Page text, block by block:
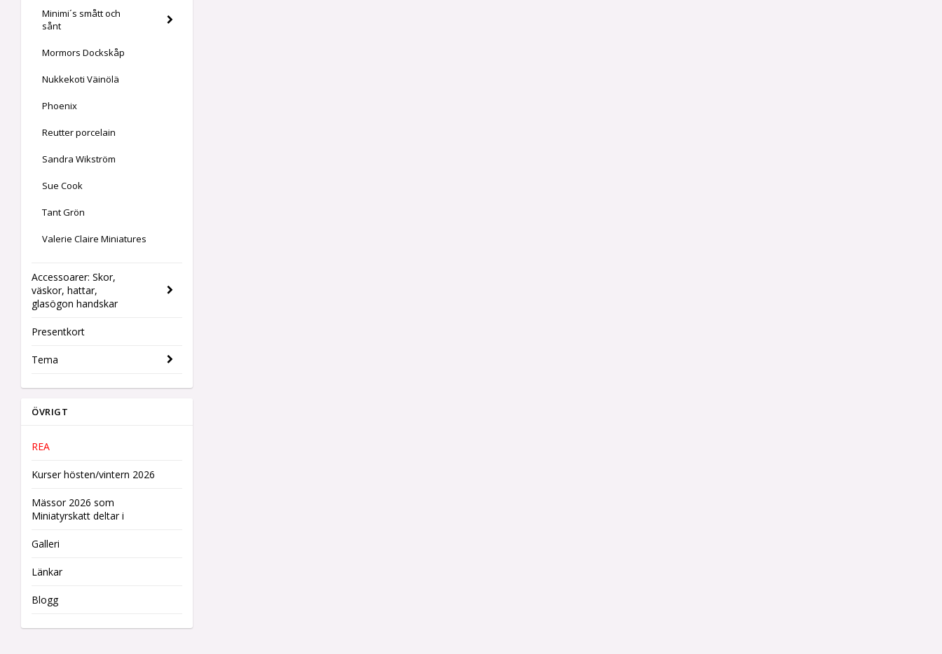
Minimi´s smått och
sånt
Mormors Dockskåp
Nukkekoti Väinölä
Phoenix
Reutter porcelain
Sandra Wikström
Sue Cook
Tant Grön
Valerie Claire Miniatures
Accessoarer: Skor,
väskor, hattar,
glasögon handskar
Presentkort
Tema
ÖVRIGT
REA
Kurser hösten/vintern 2026
Mässor 2026 som
Miniatyrskatt deltar i
Galleri
Länkar
Blogg